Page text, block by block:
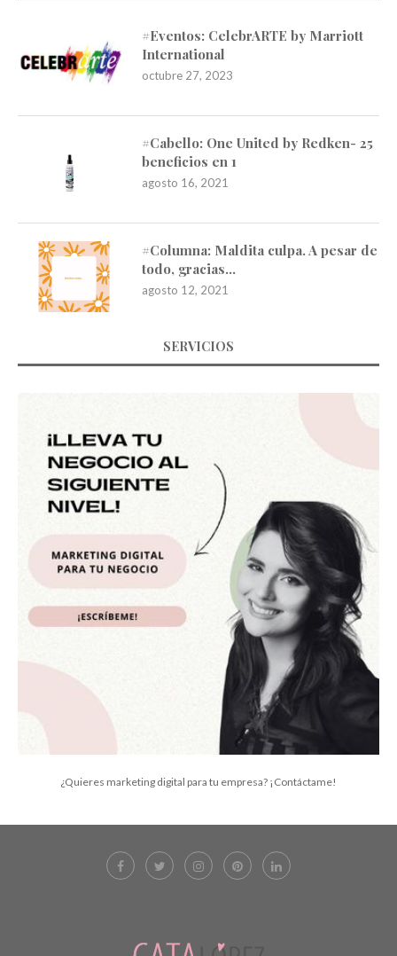
#Eventos: CelebrARTE by Marriott
International
octubre 27, 2023
#Cabello: One United by Redken- 25
beneficios en 1
agosto 16, 2021
#Columna: Maldita culpa. A pesar de
todo, gracias…
agosto 12, 2021
SERVICIOS
¿Quieres marketing digital para tu empresa? ¡Contáctame!